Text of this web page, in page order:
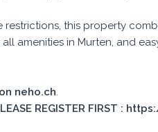
this property
amenities in Murten, and
neho.ch.
REGISTER FIRST :